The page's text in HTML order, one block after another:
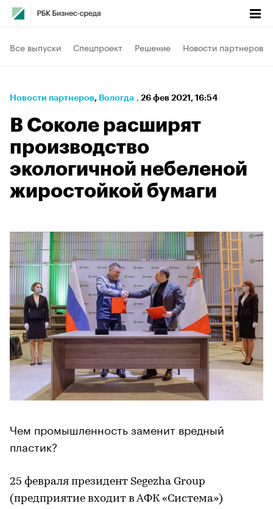
Все выпуски Спецпроект Решение Новости партнеров
Новости партнеров⁠, Вологда , 26 фев 2021, 16:54
В Соколе расширят
производство
экологичной небеленой
жиростойкой бумаги
Чем промышленность заменит вредный
пластик?
25 февраля президент Segezha Group
(предприятие входит в АФК «Система»)